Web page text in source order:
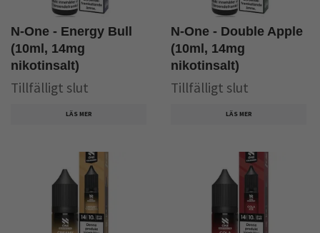
N-One - Energy Bull
(10ml, 14mg
nikotinsalt)
Tillfälligt slut
LÄS MER
N-One - Double Apple
(10ml, 14mg
nikotinsalt)
Tillfälligt slut
LÄS MER